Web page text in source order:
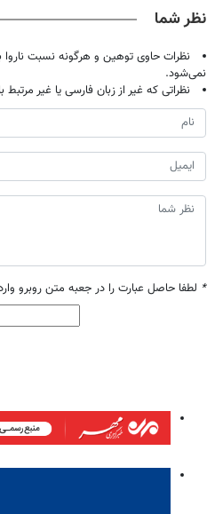
نظر شما
نظرات حاوی توهین و هرگونه نسبت
نمی‌شود.
نظراتی که غیر از زبان فارسی یا غیر
* لطفا حاصل عبارت را در جعبه متن روبرو